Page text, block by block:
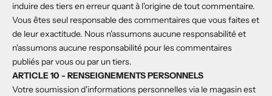
induire des tiers en erreur quant à l'origine de tout commentaire.
Vous êtes seul responsable des commentaires que vous faites et
de leur exactitude. Nous n'assumons aucune responsabilité et
n'assumons aucune responsabilité pour les commentaires
publiés par vous ou par un tiers.
ARTICLE 10 - RENSEIGNEMENTS PERSONNELS
Votre soumission d'informations personnelles via le magasin est